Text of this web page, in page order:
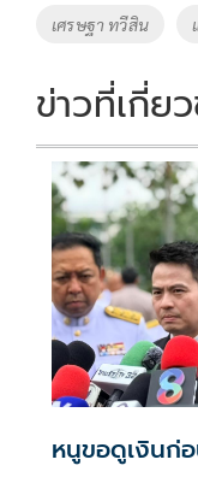
เศรษฐา ทวีสิน
ข่าวที่เกี่ย
หนูขอดูเงินก่อ